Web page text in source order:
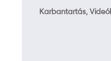
Karbantartás,